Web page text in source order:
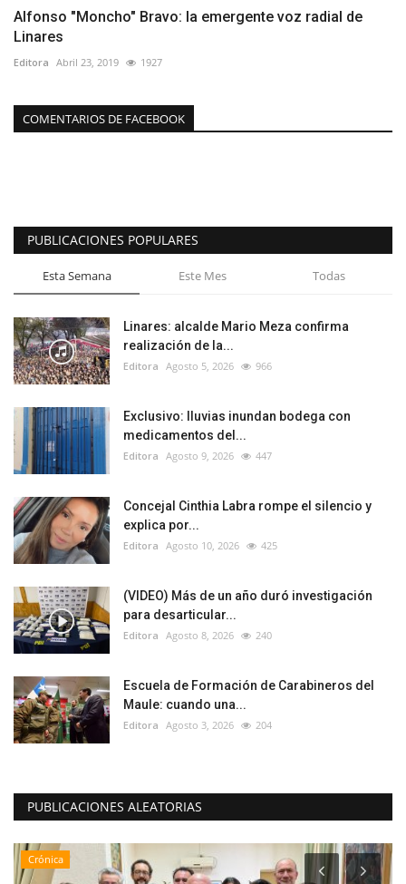
Alfonso "Moncho" Bravo: la emergente voz radial de
Linares
Editora Abril 23, 2019 1927
COMENTARIOS DE FACEBOOK
PUBLICACIONES POPULARES
Esta Semana Este Mes Todas
Linares: alcalde Mario Meza confirma
realización de la...
Editora Agosto 5, 2026 966
Exclusivo: lluvias inundan bodega con
medicamentos del...
Editora Agosto 9, 2026 447
Concejal Cinthia Labra rompe el silencio y
explica por...
Editora Agosto 10, 2026 425
(VIDEO) Más de un año duró investigación
para desarticular...
Editora Agosto 8, 2026 240
Escuela de Formación de Carabineros del
Maule: cuando una...
Editora Agosto 3, 2026 204
PUBLICACIONES ALEATORIAS
Crónica